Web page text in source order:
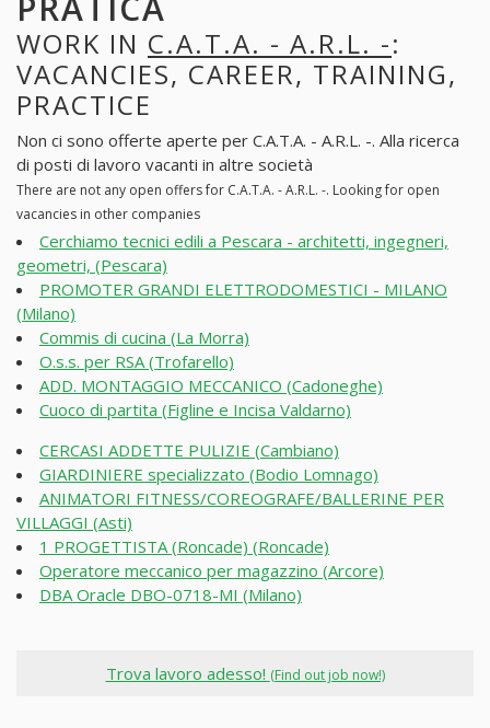
WORK IN C.A.T.A. - A.R.L. -:
VACANCIES, CAREER, TRAINING,
PRACTICE
Non ci sono offerte aperte per C.A.T.A. - A.R.L. -. Alla ricerca
di posti di lavoro vacanti in altre società
There are not any open offers for C.A.T.A. - A.R.L. -. Looking for open
vacancies in other companies
Cerchiamo tecnici edili a Pescara - architetti, ingegneri,
geometri, (Pescara)
PROMOTER GRANDI ELETTRODOMESTICI - MILANO
(Milano)
Commis di cucina (La Morra)
O.s.s. per RSA (Trofarello)
ADD. MONTAGGIO MECCANICO (Cadoneghe)
Cuoco di partita (Figline e Incisa Valdarno)
CERCASI ADDETTE PULIZIE (Cambiano)
GIARDINIERE specializzato (Bodio Lomnago)
ANIMATORI FITNESS/COREOGRAFE/BALLERINE PER
VILLAGGI (Asti)
1 PROGETTISTA (Roncade) (Roncade)
Operatore meccanico per magazzino (Arcore)
DBA Oracle DBO-0718-MI (Milano)
Trova lavoro adesso! (Find out job now!)